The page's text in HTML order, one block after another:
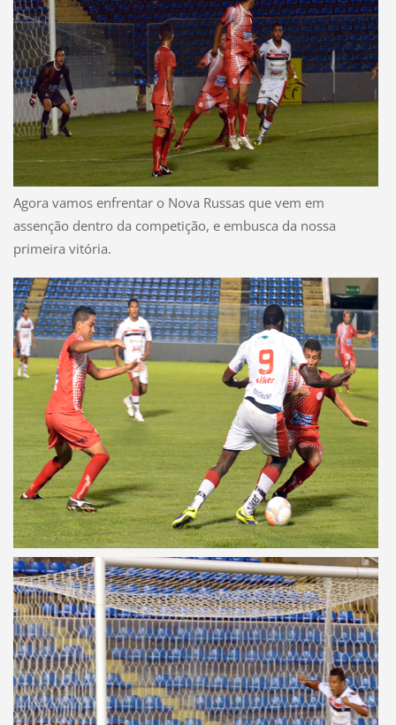
Agora vamos enfrentar o Nova Russas que vem em
assenção dentro da competição, e embusca da nossa
primeira vitória.